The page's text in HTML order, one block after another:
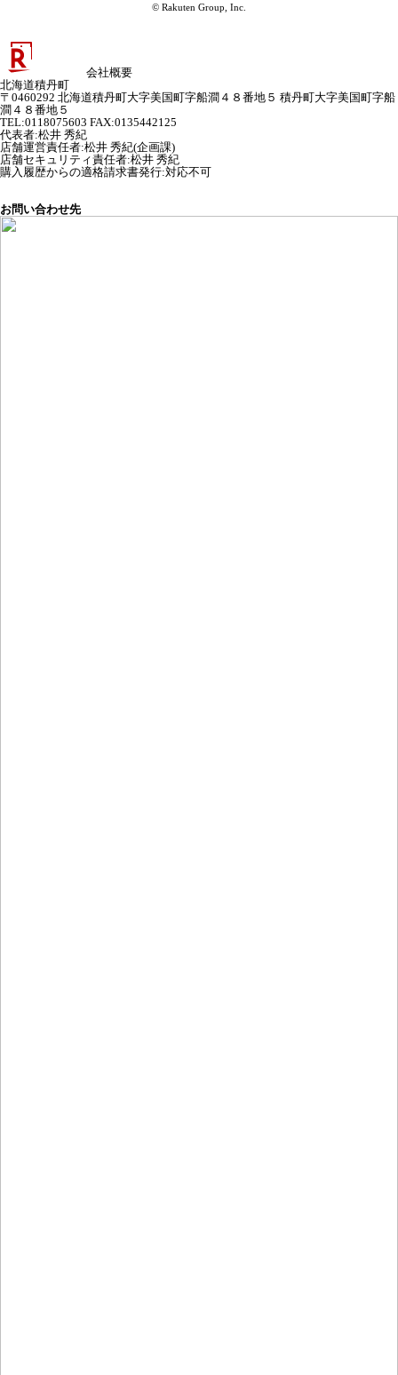
© Rakuten Group, Inc.
会社概要
北海道積丹町
〒0460292 北海道積丹町大字美国町字船澗４８番地５ 積丹町大字美国町字船
澗４８番地５
TEL:0118075603 FAX:0135442125
代表者:松井 秀紀
店舗運営責任者:松井 秀紀(企画課)
店舗セキュリティ責任者:松井 秀紀
購入履歴からの適格請求書発行:対応不可
お問い合わせ先